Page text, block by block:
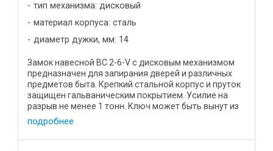
тип механизма: дисковый
материал корпуса: сталь
диаметр дужки, мм: 14
Замок навесной ВС 2-6-V с дисковым механизмом
предназначен для запирания дверей и различных
предметов быта. Крепкий стальной корпус и пруток
защищен гальваническим покрытием. Усилие на
разрыв не менее 1 тонн. Ключ может быть вынут из
замка только в ...
подробнее